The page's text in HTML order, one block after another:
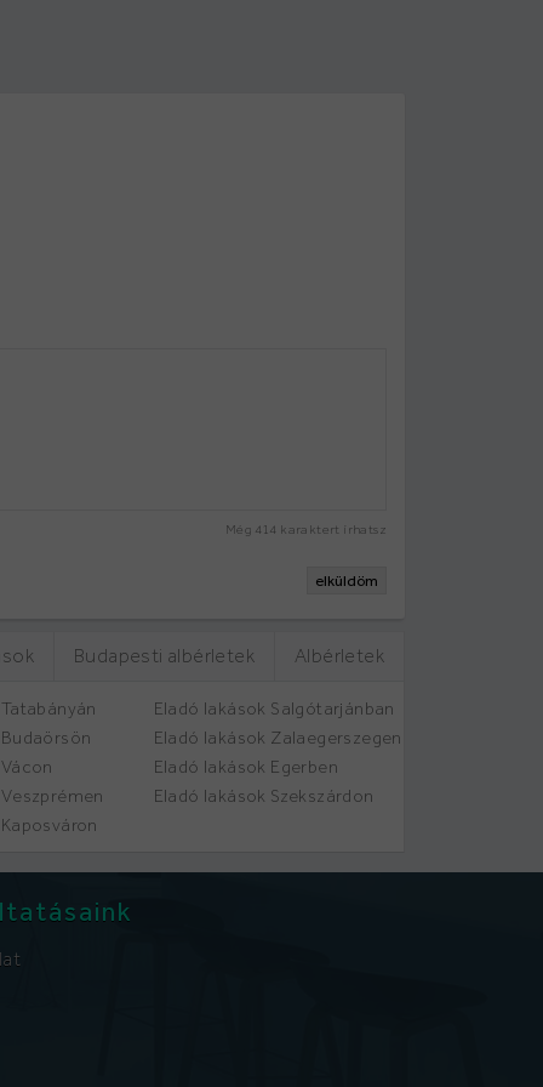
Még 414 karaktert írhatsz
elküldöm
Albérletek
Budapesti albérletek
Eladó lakások Salgótarjánban
Eladó lakások Zalaegerszegen
Eladó lakások Egerben
Eladó lakások Szekszárdon